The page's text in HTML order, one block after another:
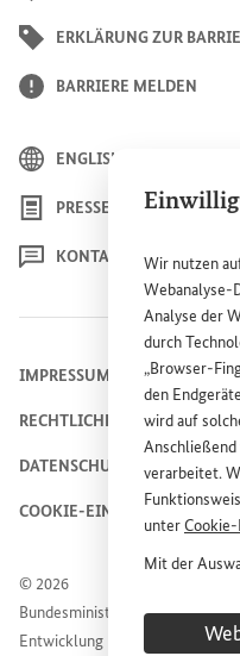
Wir nutzen
Webanalyse-
Analyse der
durch
„Browser-
den
wird auf
Anschließend
verarbeitet.
unterCookie-
Mit der
Dienstes
ERKLÄRUNG ZUR
BARRIERE MELDEN
ENGLISH
PRESSE
KONTAKT
© 2026
Bundesministerium für
Entwicklung
IMPRESSUM
RECHTLICHE HINWEISE
DATENSCHUTZHINWEIS
COOKIE-EINSTELLUNGEN